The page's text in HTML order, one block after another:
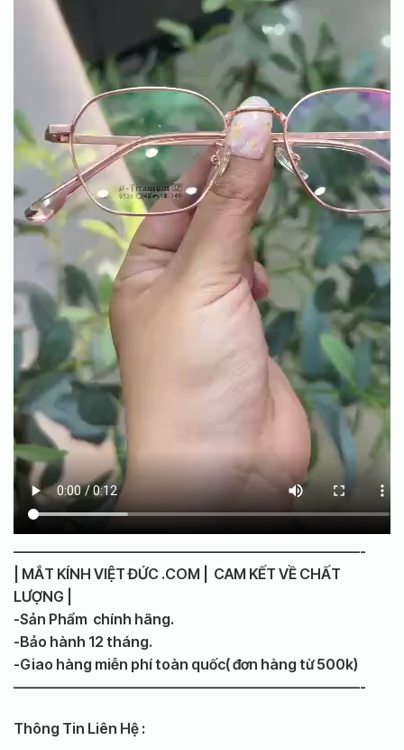
————————————————————————-
| MẮT KÍNH VIỆT ĐỨC .COM | CAM KẾT VỀ CHẤT
LƯỢNG |
-Sản Phẩm chính hãng.
-Bảo hành 12 tháng.
-Giao hàng miễn phí toàn quốc( đơn hàng từ 500k)
————————————————————————-
Thông Tin Liên Hệ :